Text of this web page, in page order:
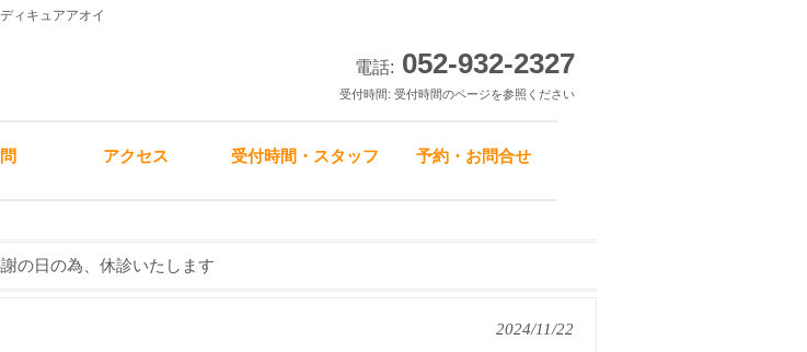
ィキュアアオイ
電話: 052-932-2327
受付時間: 受付時間のページを参照ください
アクセス 受付時間・スタッフ 予約・お問合せ
の日の為、休診いたします
2024/11/22